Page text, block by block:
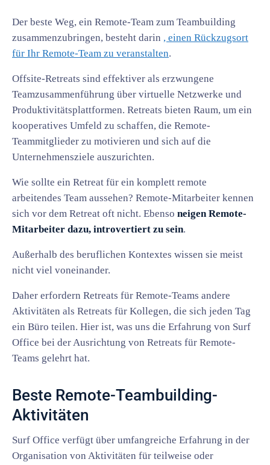
Der beste Weg, ein Remote-Team zum Teambuilding
zusammenzubringen, besteht darin , einen Rückzugsort
für Ihr Remote-Team zu veranstalten.
Offsite-Retreats sind effektiver als erzwungene
Teamzusammenführung über virtuelle Netzwerke und
Produktivitätsplattformen. Retreats bieten Raum, um ein
kooperatives Umfeld zu schaffen, die Remote-
Teammitglieder zu motivieren und sich auf die
Unternehmensziele auszurichten.
Wie sollte ein Retreat für ein komplett remote
arbeitendes Team aussehen? Remote-Mitarbeiter kennen
sich vor dem Retreat oft nicht. Ebenso neigen Remote-
Mitarbeiter dazu, introvertiert zu sein.
Außerhalb des beruflichen Kontextes wissen sie meist
nicht viel voneinander.
Daher erfordern Retreats für Remote-Teams andere
Aktivitäten als Retreats für Kollegen, die sich jeden Tag
ein Büro teilen. Hier ist, was uns die Erfahrung von Surf
Office bei der Ausrichtung von Retreats für Remote-
Teams gelehrt hat.
Beste Remote-Teambuilding-
Aktivitäten
Surf Office verfügt über umfangreiche Erfahrung in der
Organisation von Aktivitäten für teilweise oder